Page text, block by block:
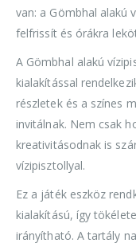
van: a Gömbhal alakú
felfrissít és órákra
A Gömbhal alakú
kialakítással
részletek és a színes
invitálnak. Nem csak
kreativitásodnak is
vízipisztollyal.
Ez a játék eszköz
kialakítású, így
irányítható. A tartály